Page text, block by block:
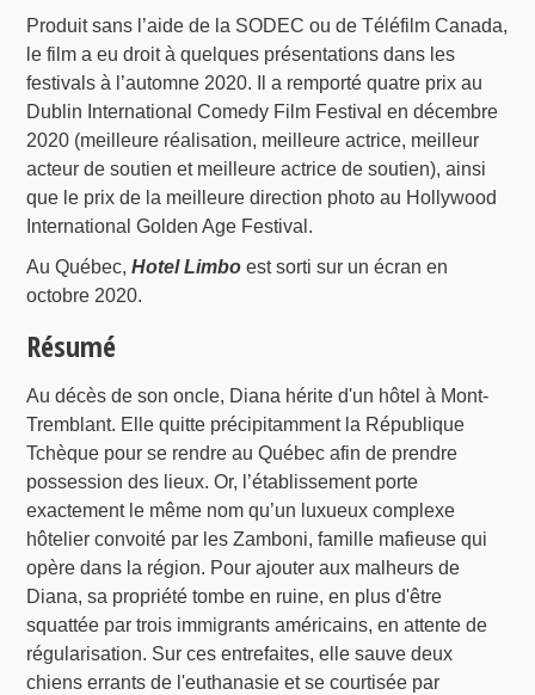
Produit sans l’aide de la SODEC ou de Téléfilm Canada,
le film a eu droit à quelques présentations dans les
festivals à l’automne 2020. Il a remporté quatre prix au
Dublin International Comedy Film Festival en décembre
2020 (meilleure réalisation, meilleure actrice, meilleur
acteur de soutien et meilleure actrice de soutien), ainsi
que le prix de la meilleure direction photo au Hollywood
International Golden Age Festival.
Au Québec,Hotel Limbo est sorti sur un écran en
octobre 2020.
Résumé
Au décès de son oncle, Diana hérite d'un hôtel à Mont-
Tremblant. Elle quitte précipitamment la République
Tchèque pour se rendre au Québec afin de prendre
possession des lieux. Or, l’établissement porte
exactement le même nom qu’un luxueux complexe
hôtelier convoité par les Zamboni, famille mafieuse qui
opère dans la région. Pour ajouter aux malheurs de
Diana, sa propriété tombe en ruine, en plus d'être
squattée par trois immigrants américains, en attente de
régularisation. Sur ces entrefaites, elle sauve deux
chiens errants de l'euthanasie et se courtisée par